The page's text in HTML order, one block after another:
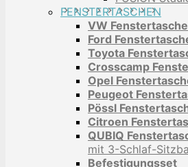
FENSTERTASCHEN
VW Fenstertasche
Ford
Toyota
Crosscamp
Opel
Peugeot
Pössl
Citroen
QUBIQ
mit 3-Schlaf-
Befestigungsset